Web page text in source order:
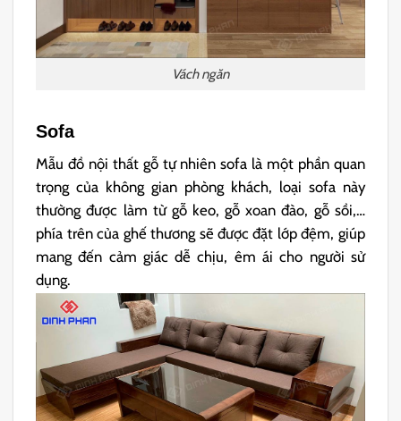
Vách ngăn
Sofa
Mẫu đồ nội thất gỗ tự nhiên sofa là một phần quan
trọng của không gian phòng khách, loại sofa này
thường được làm từ gỗ keo, gỗ xoan đào, gỗ sồi,…
phía trên của ghế thương sẽ được đặt lớp đệm, giúp
mang đến cảm giác dễ chịu, êm ái cho người sử
dụng.